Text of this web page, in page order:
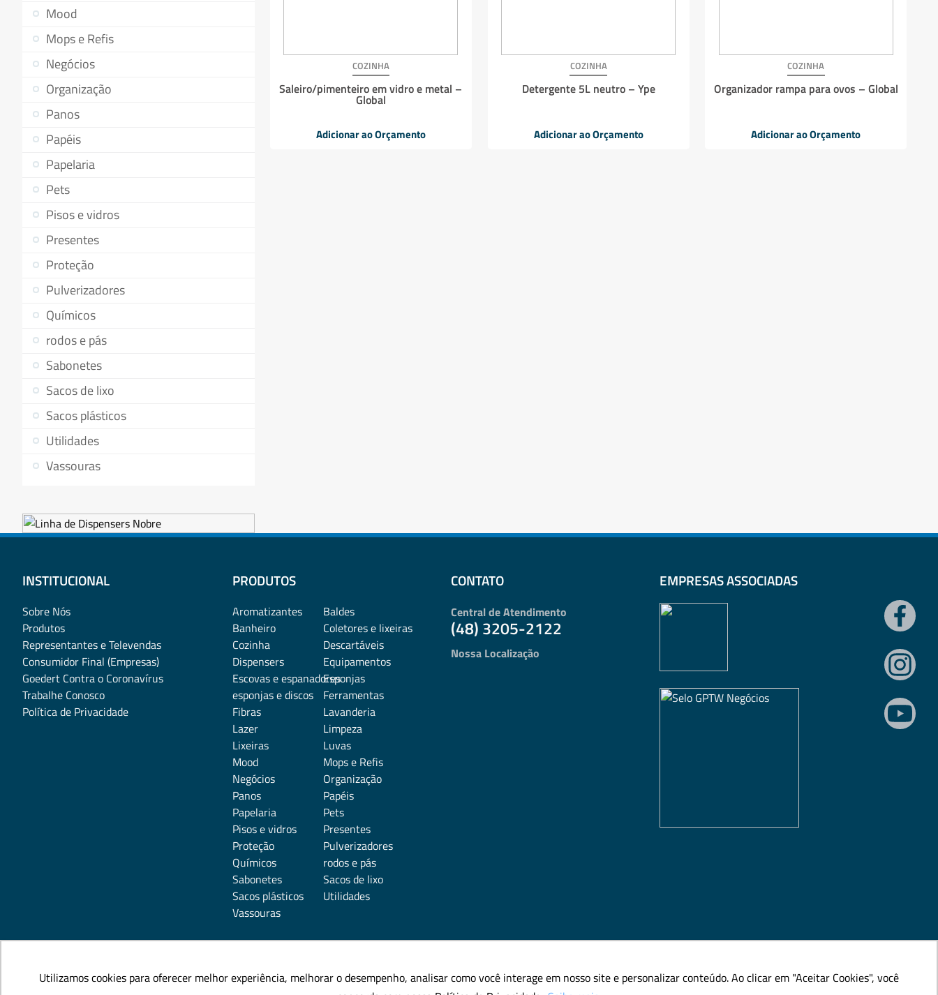
Utilizamos cookies para oferecer melhor experiência, melhorar o desempenho, analisar como você interage em nosso site e personalizar conteúdo. Ao clicar em "Aceitar Cookies", você
Utilizamos cookies para oferecer melhor experiência, melhorar o desempenho, analisar como você interage em nosso site e personalizar conteúdo. Ao clicar em "Aceitar Cookies", você
Mood
Mops e Refis
Negócios
Organização
Panos
Papéis
Papelaria
Pets
Pisos e vidros
Presentes
Proteção
Pulverizadores
Químicos
rodos e pás
Sabonetes
Sacos de lixo
Sacos plásticos
Utilidades
Vassouras
COZINHA
Saleiro/pimenteiro em vidro e metal –
Global
Adicionar ao Orçamento
COZINHA
Detergente 5L neutro – Ype
Adicionar ao Orçamento
COZINHA
Organizador rampa para ovos – Global
Adicionar ao Orçamento
INSTITUCIONAL
Sobre Nós
Produtos
Representantes e Televendas
Consumidor Final (Empresas)
Goedert Contra o Coronavírus
Trabalhe Conosco
Política de Privacidade
PRODUTOS
Aromatizantes
Baldes
Banheiro
Coletores e lixeiras
Cozinha
Descartáveis
Dispensers
Equipamentos
Escovas e espanadoresEsponjas
esponjas e discos
Ferramentas
Fibras
Lavanderia
Lazer
Limpeza
Lixeiras
Luvas
Mood
Mops e Refis
Negócios
Organização
Panos
Papéis
Papelaria
Pets
Pisos e vidros
Presentes
Proteção
Pulverizadores
Químicos
rodos e pás
Sabonetes
Sacos de lixo
Sacos plásticos
Utilidades
Vassouras
CONTATO
Central de Atendimento
(48) 3205-2122
Nossa Localização
EMPRESAS ASSOCIADAS